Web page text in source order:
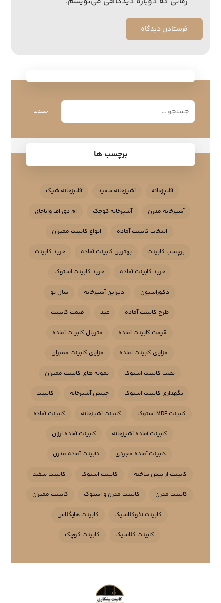
فرستادن دیدگاه
جستجو
برچسب ها
آشپزخانه آشپزخانه سفید آشپزخانه شیک
آشپزخانه مدرن آشپزخانه کوچک ام دی اف واناچای
انتخاب کابینت آماده انواع کابینت ممبران
برچسب کابینت بهترین کابینت آماده خرید کابینت
خرید کابینت آماده خرید کابینت استوک
دکوراسیون دیزاین آشپزخانه سال نو
طرح کابینت آماده عید قیمت کابینت
قیمت کابینت آماده متریال کابینت آماده
مزایای کابینت اماده مزایای کابینت ممبران
نصب کابینت استوک نمونه های کابینت ممبران
نگهداری کابینت استوک چینش آشپزخانه کابینت
کابینت MDF استوک کابینت آشپزخانه کابینت آماده
کابینت آماده آشپزخانه کابینت آماده ارزان
کابینت آماده مجردی کابینت آماده مدرن
کابینت از پیش ساخته کابینت استوک کابینت سفید
کابینت مدرن کابینت مدرن و استوک کابینت ممبران
کابینت نئوکلاسیک کابینت هایگلاس
کابینت کلاسیک کابینت کوچک